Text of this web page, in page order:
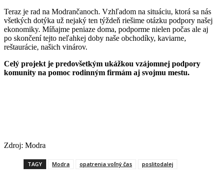
Teraz je rad na Modrančanoch. Vzhľadom na situáciu, ktorá sa nás
všetkých dotýka už nejaký ten týždeň riešime otázku podpory našej
ekonomiky. Míňajme peniaze doma, podporme nielen počas ale aj
po skončení tejto neľahkej doby naše obchodíky, kaviarne,
reštaurácie, našich vinárov.
Celý projekt je predovšetkým ukážkou vzájomnej podpory
komunity na pomoc rodinným firmám aj svojmu mestu.
Zdroj: Modra
TAGY Modra opatrenia voľný čas poslitodalej